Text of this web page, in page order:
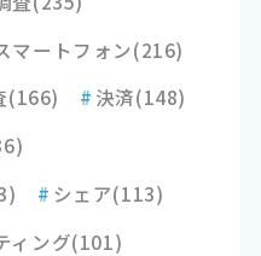
マートフォン(216)
(166) # 決済(148)
# シェア(113)
ィング(101)